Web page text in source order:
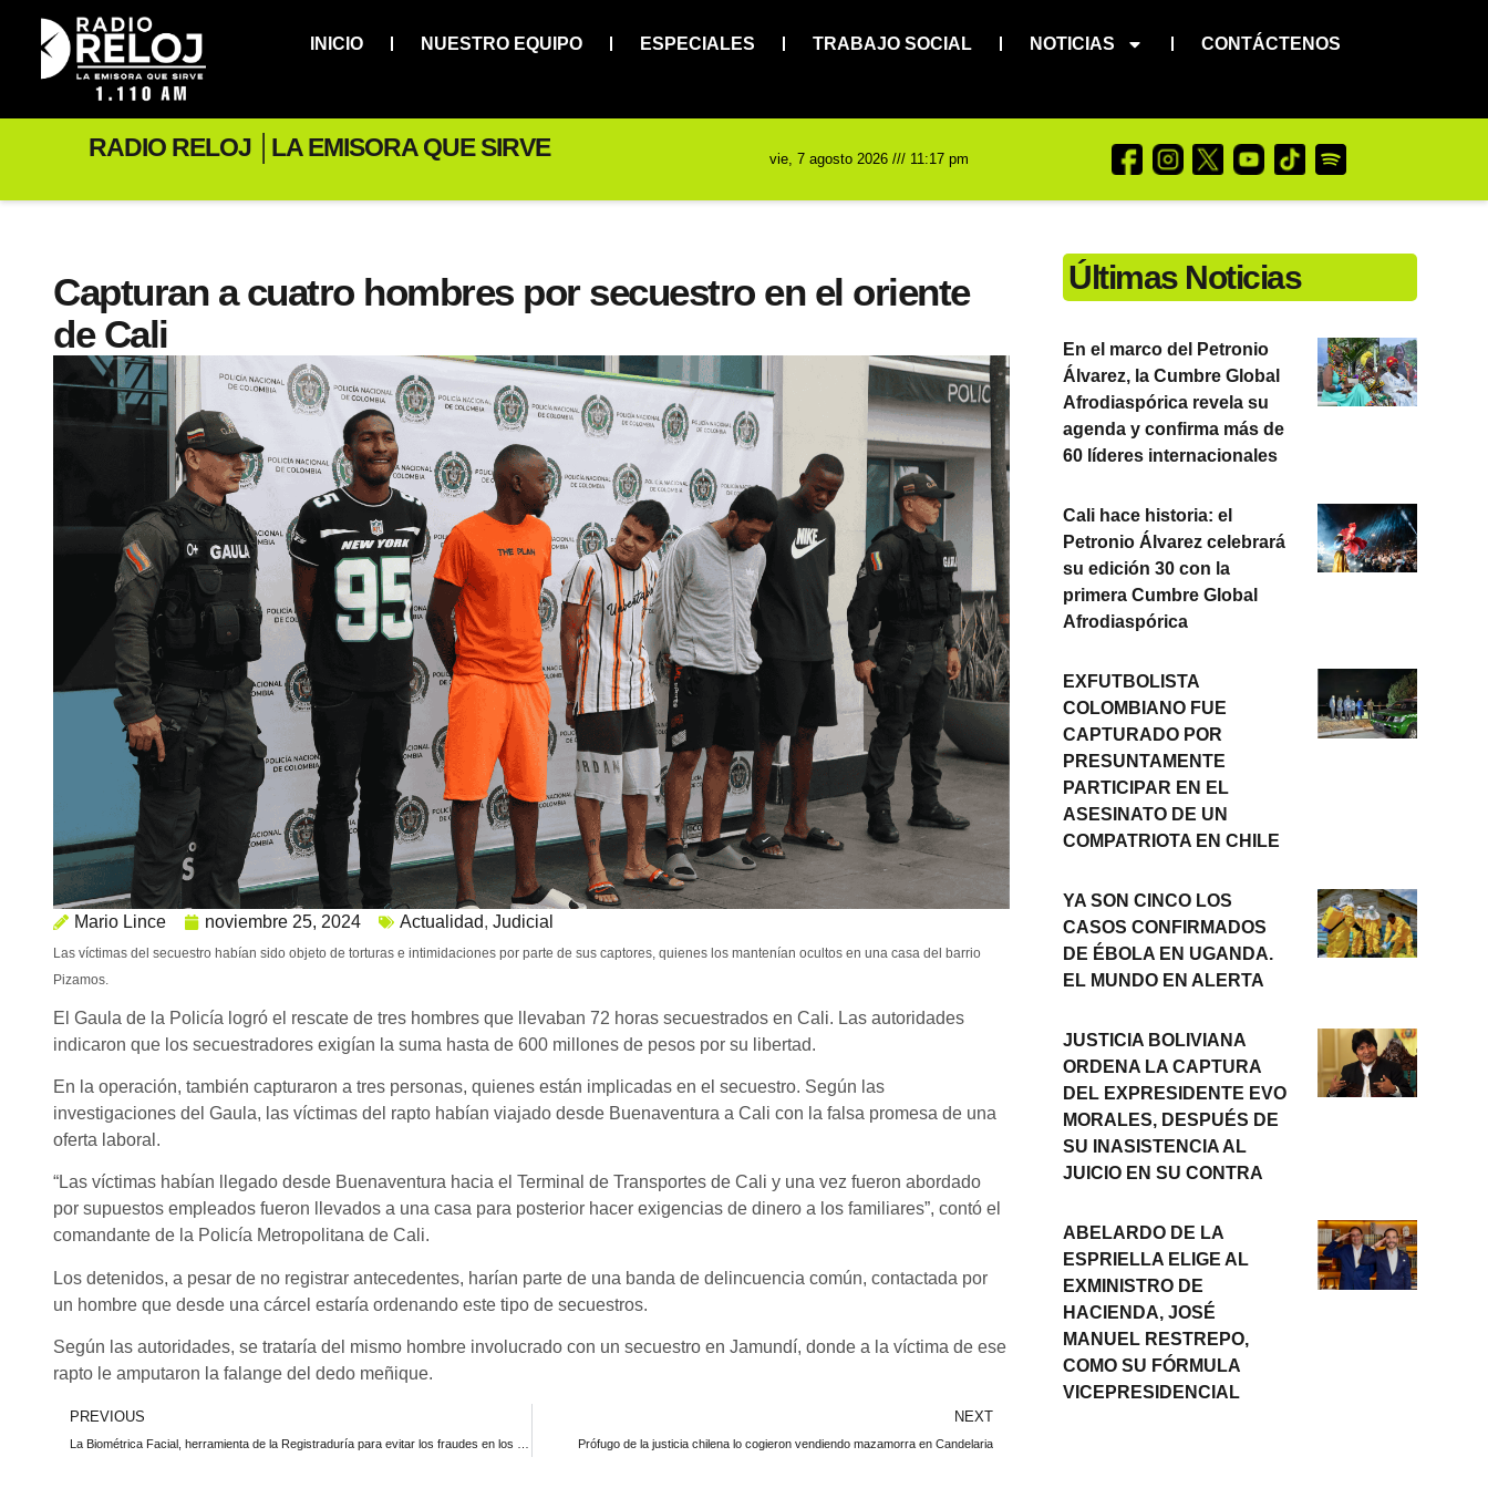
INICIO NUESTRO EQUIPO ESPECIALES TRABAJO SOCIAL NOTICIAS CONTÁCTENOS
RADIO RELOJ │LA EMISORA QUE SIRVE vie, 7 agosto 2026 /// 11:17 pm
Capturan a cuatro hombres por secuestro en el oriente
de Cali
Mario Lince noviembre 25, 2024 Actualidad, Judicial
Las víctimas del secuestro habían sido objeto de torturas e intimidaciones por parte de sus captores, quienes los mantenían ocultos en una casa del barrio
Pizamos.
El Gaula de la Policía logró el rescate de tres hombres que llevaban 72 horas secuestrados en Cali. Las autoridades
indicaron que los secuestradores exigían la suma hasta de 600 millones de pesos por su libertad.
En la operación, también capturaron a tres personas, quienes están implicadas en el secuestro. Según las
investigaciones del Gaula, las víctimas del rapto habían viajado desde Buenaventura a Cali con la falsa promesa de una
oferta laboral.
“Las víctimas habían llegado desde Buenaventura hacia el Terminal de Transportes de Cali y una vez fueron abordado
por supuestos empleados fueron llevados a una casa para posterior hacer exigencias de dinero a los familiares”, contó el
comandante de la Policía Metropolitana de Cali.
Los detenidos, a pesar de no registrar antecedentes, harían parte de una banda de delincuencia común, contactada por
un hombre que desde una cárcel estaría ordenando este tipo de secuestros.
Según las autoridades, se trataría del mismo hombre involucrado con un secuestro en Jamundí, donde a la víctima de ese
rapto le amputaron la falange del dedo meñique.
PREVIOUS NEXT
Prófugo de la justicia chilena lo cogieron vendiendo mazamorra en Candelaria
Últimas Noticias
En el marco del Petronio
Álvarez, la Cumbre Global
Afrodiaspórica revela su
agenda y confirma más de
60 líderes internacionales
Cali hace historia: el
Petronio Álvarez celebrará
su edición 30 con la
primera Cumbre Global
Afrodiaspórica
EXFUTBOLISTA
COLOMBIANO FUE
CAPTURADO POR
PRESUNTAMENTE
PARTICIPAR EN EL
ASESINATO DE UN
COMPATRIOTA EN CHILE
YA SON CINCO LOS
CASOS CONFIRMADOS
DE ÉBOLA EN UGANDA.
EL MUNDO EN ALERTA
JUSTICIA BOLIVIANA
ORDENA LA CAPTURA
DEL EXPRESIDENTE EVO
MORALES, DESPUÉS DE
SU INASISTENCIA AL
JUICIO EN SU CONTRA
ABELARDO DE LA
ESPRIELLA ELIGE AL
EXMINISTRO DE
HACIENDA, JOSÉ
MANUEL RESTREPO,
COMO SU FÓRMULA
VICEPRESIDENCIAL